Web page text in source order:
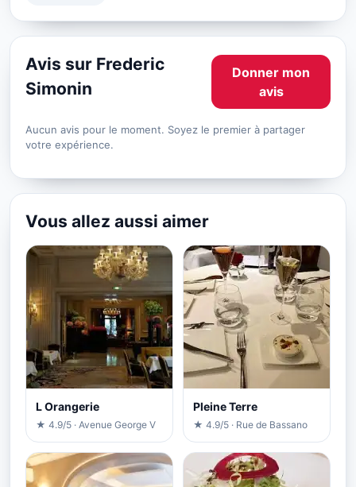
Avis sur Frederic
Simonin
Donner mon
avis
Aucun avis pour le moment. Soyez le premier à partager
votre expérience.
Vous allez aussi aimer
L Orangerie
★ 4.9/5 · Avenue George V
Pleine Terre
★ 4.9/5 · Rue de Bassano